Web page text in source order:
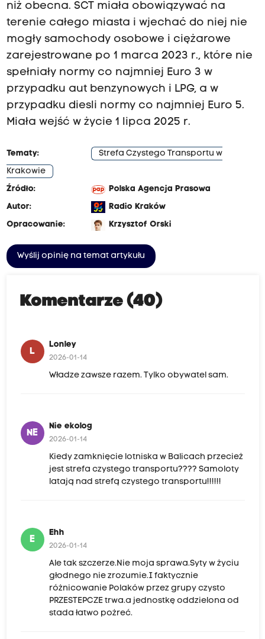
niż obecna. SCT miała obowiązywać na
terenie całego miasta i wjechać do niej nie
mogły samochody osobowe i ciężarowe
zarejestrowane po 1 marca 2023 r., które nie
spełniały normy co najmniej Euro 3 w
przypadku aut benzynowych i LPG, a w
przypadku diesli normy co najmniej Euro 5.
Miała wejść w życie 1 lipca 2025 r.
Tematy:
Strefa Czystego Transportu w
Krakowie
Źródło:
Polska Agencja Prasowa
Autor:
Radio Kraków
Opracowanie:
Krzysztof Orski
Wyślij opinię na temat artykułu
Komentarze (40)
L
Lonley
2026-01-14
Władze zawsze razem. Tylko obywatel sam.
NE
Nie ekolog
2026-01-14
Kiedy zamknięcie lotniska w Balicach przecież
jest strefa czystego transportu???? Samoloty
latają nad strefą czystego transportu!!!!!!
E
Ehh
2026-01-14
Ale tak szczerze.Nie moja sprawa.Syty w życiu
głodnego nie zrozumie.I faktycznie
różnicowanie Polaków przez grupy czysto
PRZESTEPCZE trwa.a jednostkę oddzielona od
stada łatwo pożreć.